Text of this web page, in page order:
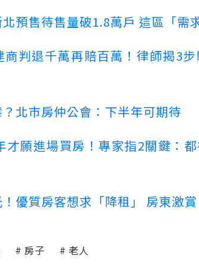
預售待售量破1.8萬戶 這區「需
商判退千萬再賠百萬！律師揭3
北市房仲公會：下半年可期待
才願進場買房！專家指2關鍵：
優質房客想求「降租」 房東激
房子 老人